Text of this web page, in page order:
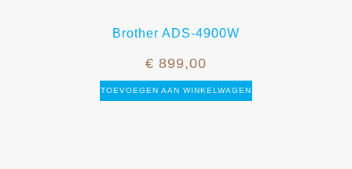
Brother ADS-4900W
€ 899,00
TOEVOEGEN AAN WINKELWAGEN